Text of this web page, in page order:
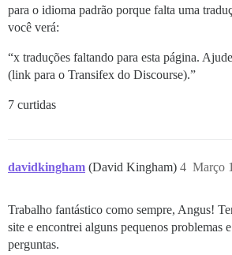
para o idioma padrão porque falta uma
você verá:
“x traduções faltando para esta página.
(link para o Transifex do Discourse).”
7 curtidas
davidkingham (David Kingham) Março
4
Trabalho fantástico como sempre, Angus!
site e encontrei alguns pequenos problemas
perguntas.